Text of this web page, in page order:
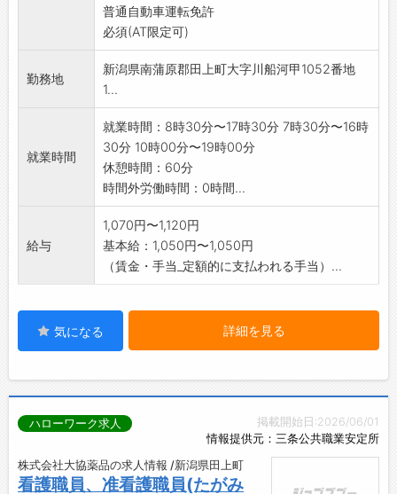
普通自動車運転免許
必須(AT限定可)
勤務地
新潟県南蒲原郡田上町大字川船河甲1052番地
1...
就業時間
就業時間：8時30分〜17時30分 7時30分〜16時
30分 10時00分〜19時00分
休憩時間：60分
時間外労働時間：0時間...
給与
1,070円〜1,120円
基本給：1,050円〜1,050円
（賃金・手当_定額的に支払われる手当）...
気になる 詳細を見る
掲載開始日:2026/06/01
情報提供元：三条公共職業安定所
ハローワーク求人
株式会社大協薬品の求人情報 /新潟県田上町
看護職員、准看護職員(たがみ